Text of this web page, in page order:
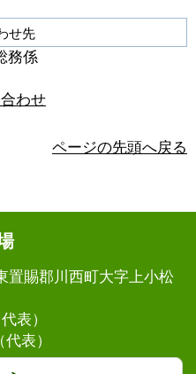
せ先
務係
わせ
ページの先頭へ戻る
賜郡川西町大字上小松
表）
表）